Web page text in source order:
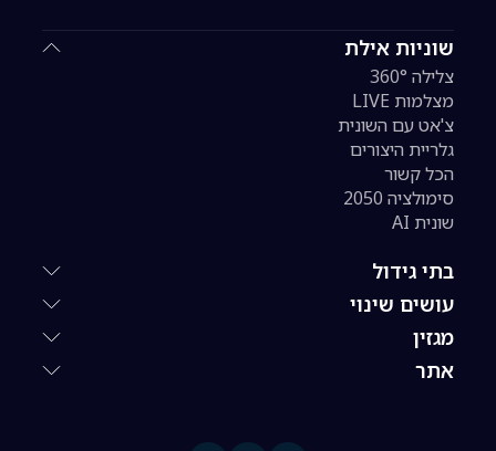
שוניות אילת
צלילה 360°
מצלמות LIVE
צ'אט עם השונית
גלריית היצורים
הכל קשור
סימולציה 2050
שונית AI
בתי גידול
עושים שינוי
מגזין
אתר